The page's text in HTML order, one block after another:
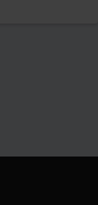
mógł prowadzić